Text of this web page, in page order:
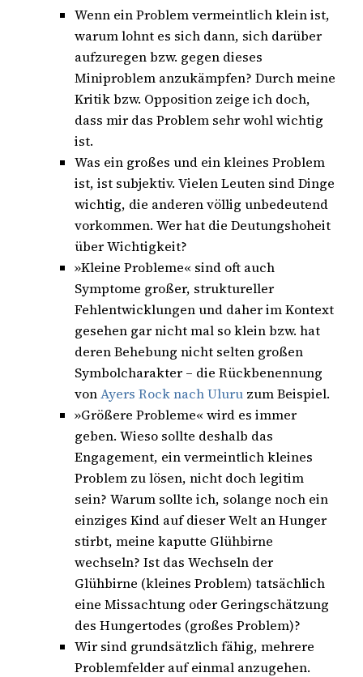
Wenn ein Problem vermeintlich klein ist,
warum lohnt es sich dann, sich darüber
aufzuregen bzw. gegen dieses
Miniproblem anzukämpfen? Durch meine
Kritik bzw. Opposition zeige ich doch,
dass mir das Problem sehr wohl wichtig
ist.
Was ein großes und ein kleines Problem
ist, ist subjektiv. Vielen Leuten sind Dinge
wichtig, die anderen völlig unbedeutend
vorkommen. Wer hat die Deutungshoheit
über Wichtigkeit?
»Kleine Probleme« sind oft auch
Symptome großer, struktureller
Fehlentwicklungen und daher im Kontext
gesehen gar nicht mal so klein bzw. hat
deren Behebung nicht selten großen
Symbolcharakter – die Rückbenennung
vonAyers Rock nach Uluru zum Beispiel.
»Größere Probleme« wird es immer
geben. Wieso sollte deshalb das
Engagement, ein vermeintlich kleines
Problem zu lösen, nicht doch legitim
sein? Warum sollte ich, solange noch ein
einziges Kind auf dieser Welt an Hunger
stirbt, meine kaputte Glühbirne
wechseln? Ist das Wechseln der
Glühbirne (kleines Problem) tatsächlich
eine Missachtung oder Geringschätzung
des Hungertodes (großes Problem)?
Wir sind grundsätzlich fähig, mehrere
Problemfelder auf einmal anzugehen.